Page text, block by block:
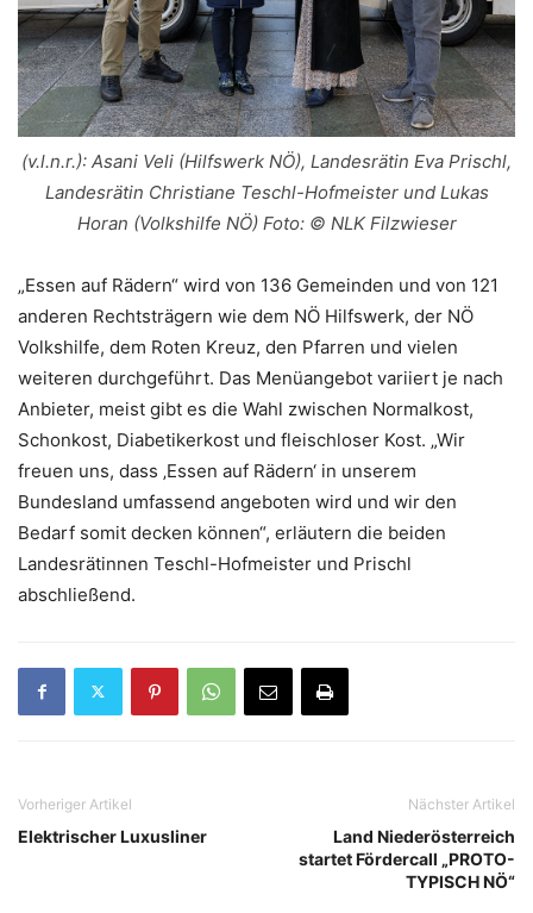
(v.l.n.r.): Asani Veli (Hilfswerk NÖ), Landesrätin Eva Prischl,
Landesrätin Christiane Teschl-Hofmeister und Lukas
Horan (Volkshilfe NÖ) Foto: © NLK Filzwieser
„Essen auf Rädern“ wird von 136 Gemeinden und von 121
anderen Rechtsträgern wie dem NÖ Hilfswerk, der NÖ
Volkshilfe, dem Roten Kreuz, den Pfarren und vielen
weiteren durchgeführt. Das Menüangebot variiert je nach
Anbieter, meist gibt es die Wahl zwischen Normalkost,
Schonkost, Diabetikerkost und fleischloser Kost. „Wir
freuen uns, dass ‚Essen auf Rädern‘ in unserem
Bundesland umfassend angeboten wird und wir den
Bedarf somit decken können“, erläutern die beiden
Landesrätinnen Teschl-Hofmeister und Prischl
abschließend.
Vorheriger Artikel
Elektrischer Luxusliner
Nächster Artikel
Land Niederösterreich
startet Fördercall „PROTO-
TYPISCH NÖ“